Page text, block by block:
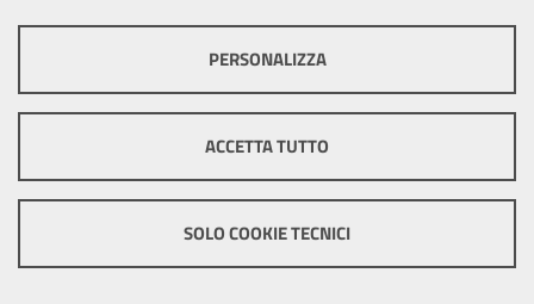
COOKIE TECNICI
ottimale per ogni utente. Essi non raccolgono i tuoi dati e le tue
informazioni di navigazione per scopi di marketing e profilazione, e
pertanto possono essere utilizzati senza bisogno di acquisire il tuo
consenso.
Mostra altre informazioni
Cookie tecnici e funzionali
PERSONALIZZA
ACCETTA TUTTO
SOLO COOKIE TECNICI
Occupazione di
suolo pubblico per
svolgere attività
elettorali e
referendarie:
proroga della
concessione